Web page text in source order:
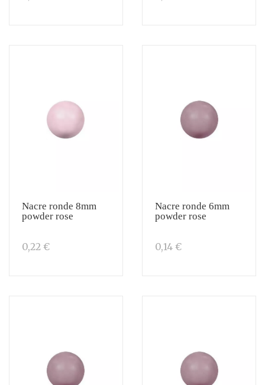
Nacre ronde 8mm
powder rose
0,22 €
Nacre ronde 6mm
powder rose
0,14 €